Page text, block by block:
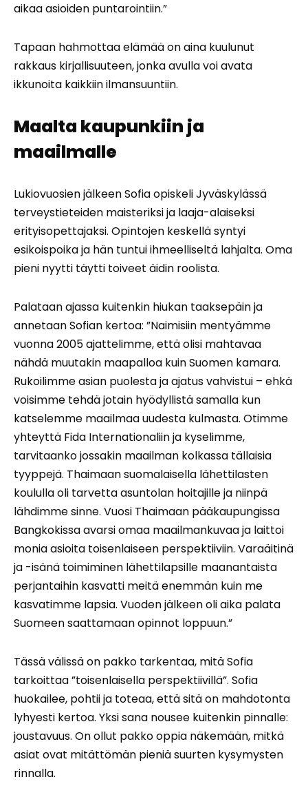
aikaa asioiden puntarointiin.”
Tapaan hahmottaa elämää on aina kuulunut
rakkaus kirjallisuuteen, jonka avulla voi avata
ikkunoita kaikkiin ilmansuuntiin.
Maalta kaupunkiin ja
maailmalle
Lukiovuosien jälkeen Sofia opiskeli Jyväskylässä
terveystieteiden maisteriksi ja laaja-alaiseksi
erityisopettajaksi. Opintojen keskellä syntyi
esikoispoika ja hän tuntui ihmeelliseltä lahjalta. Oma
pieni nyytti täytti toiveet äidin roolista.
Palataan ajassa kuitenkin hiukan taaksepäin ja
annetaan Sofian kertoa: ”Naimisiin mentyämme
vuonna 2005 ajattelimme, että olisi mahtavaa
nähdä muutakin maapalloa kuin Suomen kamara.
Rukoilimme asian puolesta ja ajatus vahvistui – ehkä
voisimme tehdä jotain hyödyllistä samalla kun
katselemme maailmaa uudesta kulmasta. Otimme
yhteyttä Fida Internationaliin ja kyselimme,
tarvitaanko jossakin maailman kolkassa tällaisia
tyyppejä. Thaimaan suomalaisella lähettilasten
koululla oli tarvetta asuntolan hoitajille ja niinpä
lähdimme sinne. Vuosi Thaimaan pääkaupungissa
Bangkokissa avarsi omaa maailmankuvaa ja laittoi
monia asioita toisenlaiseen perspektiiviin. Varaäitinä
ja -isänä toimiminen lähettilapsille maanantaista
perjantaihin kasvatti meitä enemmän kuin me
kasvatimme lapsia. Vuoden jälkeen oli aika palata
Suomeen saattamaan opinnot loppuun.”
Tässä välissä on pakko tarkentaa, mitä Sofia
tarkoittaa ”toisenlaisella perspektiivillä”. Sofia
huokailee, pohtii ja toteaa, että sitä on mahdotonta
lyhyesti kertoa. Yksi sana nousee kuitenkin pinnalle:
joustavuus. On ollut pakko oppia näkemään, mitkä
asiat ovat mitättömän pieniä suurten kysymysten
rinnalla.